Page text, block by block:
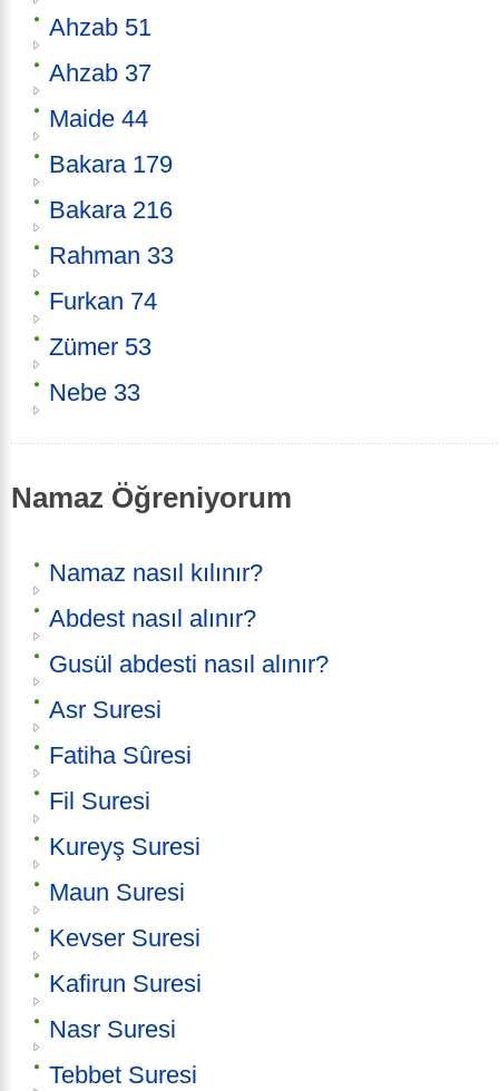
Ahzab 51
Ahzab 37
Maide 44
Bakara 179
Bakara 216
Rahman 33
Furkan 74
Zümer 53
Nebe 33
Namaz Öğreniyorum
Namaz nasıl kılınır?
Abdest nasıl alınır?
Gusül abdesti nasıl alınır?
Asr Suresi
Fatiha Sûresi
Fil Suresi
Kureyş Suresi
Maun Suresi
Kevser Suresi
Kafirun Suresi
Nasr Suresi
Tebbet Suresi